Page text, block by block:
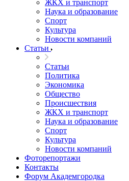
ЖКХ и транспорт
Наука и образование
Спорт
Культура
Новости компаний
Статьи
Статьи
Политика
Экономика
Общество
Происшествия
ЖКХ и транспорт
Наука и образование
Спорт
Культура
Новости компаний
Фоторепортажи
Контакты
Форум Академгородка